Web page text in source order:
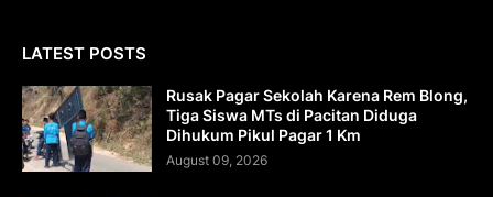
LATEST POSTS
Rusak Pagar Sekolah Karena Rem Blong,
Tiga Siswa MTs di Pacitan Diduga
Dihukum Pikul Pagar 1 Km
August 09, 2026